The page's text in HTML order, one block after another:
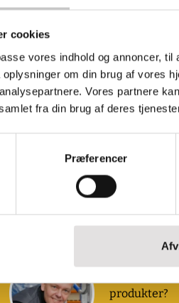
cookies
vores indhold og annoncer,
om din brug af vores
Vores partnere
fra din brug af deres
Præferencer
til tape
Salgspris
115,00 kr
(143,75 kr
produkter?